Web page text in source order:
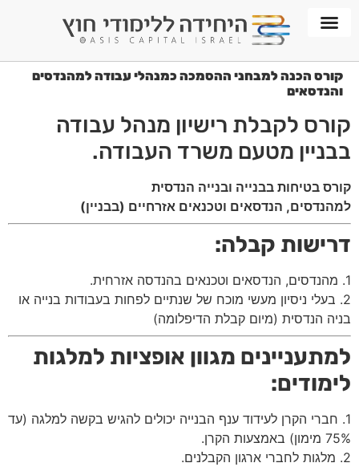
קורס הכנה למבחני ההסמכה כמנהלי עבודה למהנדסים
והנדסאים
קורס לקבלת רישיון מנהל עבודה
בבניין מטעם משרד העבודה.
קורס בטיחות בבנייה ובנייה הנדסית
למהנדסים, הנדסאים וטכנאים אזרחיים (בבניין)
דרישות קבלה:
1. מהנדסים, הנדסאים וטכנאים בהנדסה אזרחית.
2. בעלי ניסיון מעשי מוכח של שנתיים לפחות בעבודות בנייה או
בניה הנדסית (מיום קבלת הדיפלומה)
למתעניינים מגוון אופציות למלגות
לימודים:
1. חברי הקרן לעידוד ענף הבנייה יכולים להגיש בקשה למלגה (עד
75% מימון) באמצעות הקרן.
2. מלגות לחברי ארגון הקבלנים.